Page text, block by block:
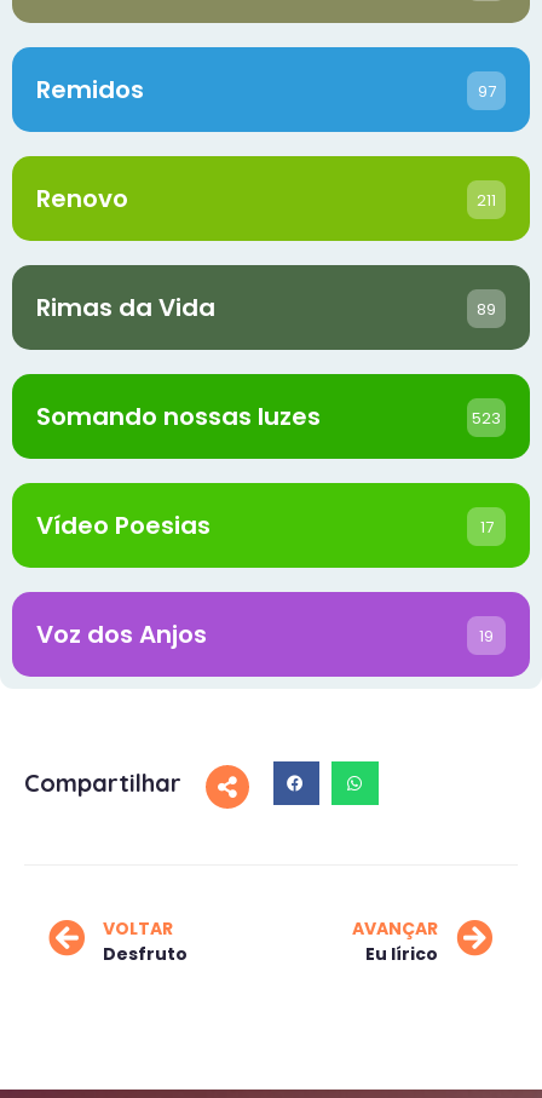
Remidos 97
Renovo 211
Rimas da Vida 89
Somando nossas luzes 523
Vídeo Poesias 17
Voz dos Anjos 19
Compartilhar
VOLTAR
Desfruto
AVANÇAR
Eu lírico